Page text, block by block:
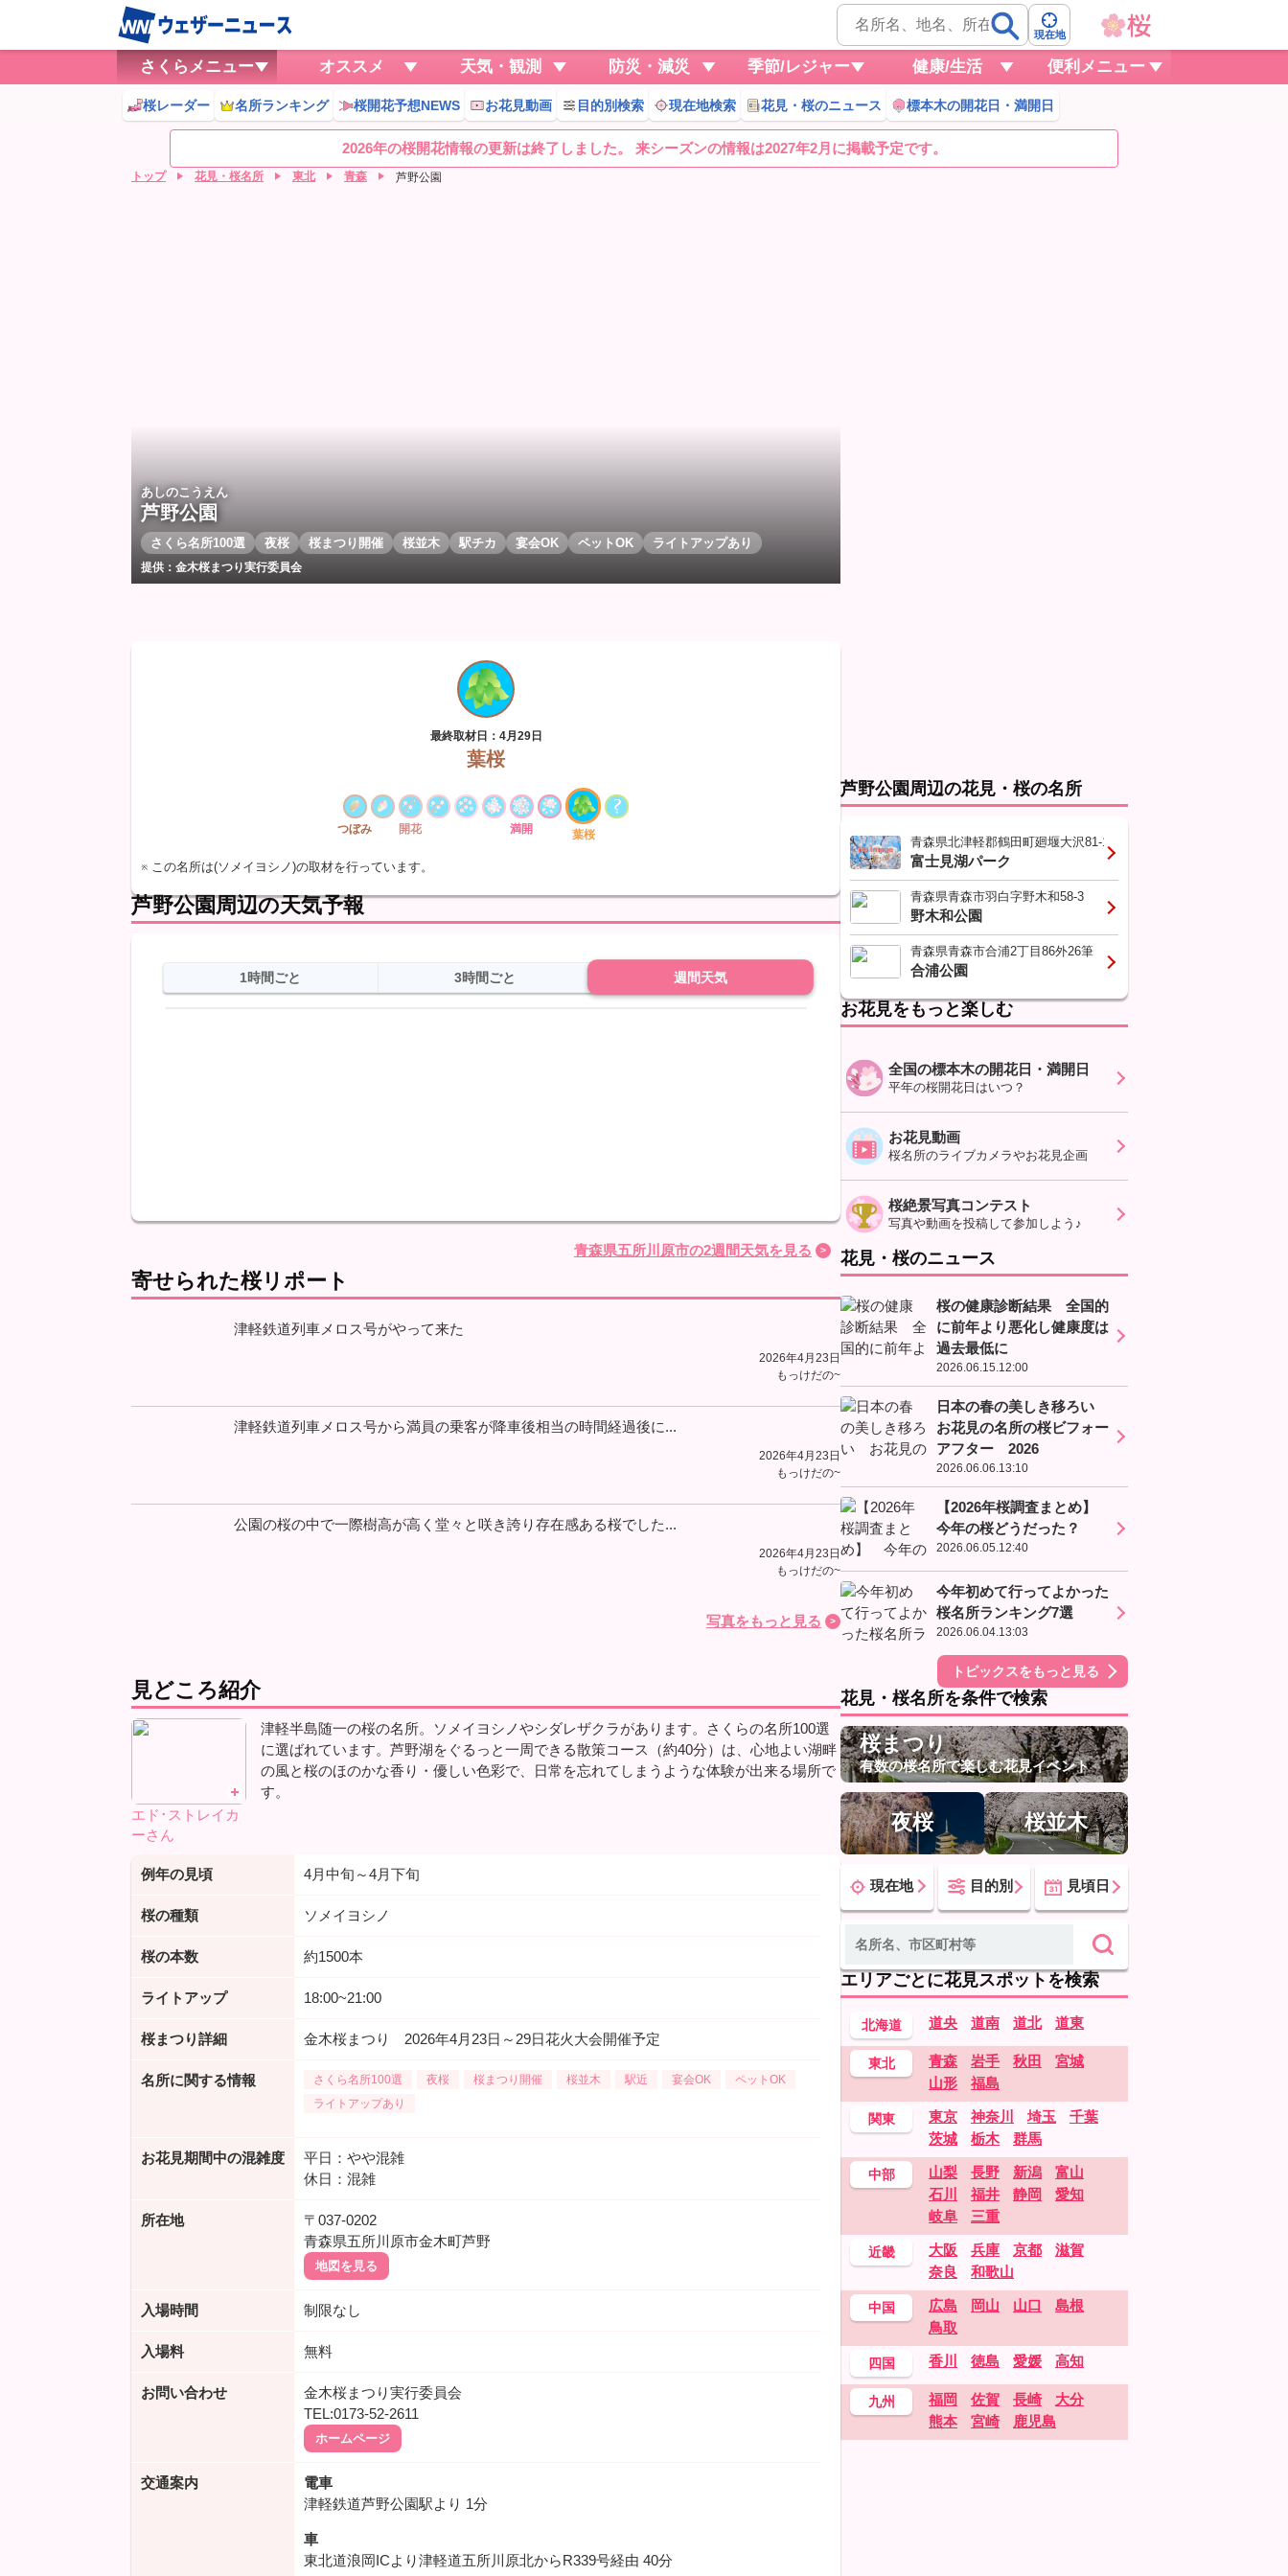
現在地
さくらメニュー オススメ 天気・観測 防災・減災 季節/レジャー 健康/生活 便利メニュー
桜レーダー 名所ランキング 桜開花予想NEWS お花見動画 目的別検索 現在地検索 花見・桜のニュース 標本木の開花日・満開日
2026年の桜開花情報の更新は終了しました。 来シーズンの情報は2027年2月に掲載予定です。
トップ 花見・桜名所 東北 青森 芦野公園
あしのこうえん
芦野公園
さくら名所100選 夜桜 桜まつり開催 桜並木 駅チカ 宴会OK ペットOK ライトアップあり
提供：金木桜まつり実行委員会
最終取材日：4月29日
葉桜
つぼみ 開花 満開 葉桜
※ この名所は(ソメイヨシノ)の取材を行っています。
芦野公園周辺の天気予報
1時間ごと 3時間ごと 週間天気
青森県五所川原市の2週間天気を見る
寄せられた桜リポート
津軽鉄道列車メロス号がやって来た
2026年4月23日
もっけだの~
津軽鉄道列車メロス号から満員の乗客が降車後相当の時間経過後に...
2026年4月23日
もっけだの~
公園の桜の中で一際樹高が高く堂々と咲き誇り存在感ある桜でした...
2026年4月23日
もっけだの~
写真をもっと見る
見どころ紹介
エド･ストレイカ
ーさん
津軽半島随一の桜の名所。ソメイヨシノやシダレザクラがあります。さくらの名所100選
に選ばれています。芦野湖をぐるっと一周できる散策コース（約40分）は、心地よい湖畔
の風と桜のほのかな香り・優しい色彩で、日常を忘れてしまうような体験が出来る場所で
す。
例年の見頃 4月中旬～4月下旬
桜の種類 ソメイヨシノ
桜の本数 約1500本
ライトアップ 18:00~21:00
桜まつり詳細 金木桜まつり 2026年4月23日～29日花火大会開催予定
名所に関する情報 さくら名所100選 夜桜 桜まつり開催 桜並木 駅近 宴会OK
ペットOK
ライトアップあり
お花見期間中の混雑度
平日：やや混雑
休日：混雑
所在地
〒037-0202
青森県五所川原市金木町芦野
地図を見る
入場時間 制限なし
入場料 無料
お問い合わせ
金木桜まつり実行委員会
TEL:0173-52-2611
ホームページ
交通案内
電車
津軽鉄道芦野公園駅より 1分
車
東北道浪岡ICより津軽道五所川原北からR339号経由 40分
芦野公園周辺の花見・桜の名所
青森県北津軽郡鶴田町廻堰大沢81-150
富士見湖パーク
青森県青森市羽白字野木和58-3
野木和公園
青森県青森市合浦2丁目86外26筆
合浦公園
お花見をもっと楽しむ
全国の標本木の開花日・満開日
平年の桜開花日はいつ？
お花見動画
桜名所のライブカメラやお花見企画
桜絶景写真コンテスト
写真や動画を投稿して参加しよう♪
花見・桜のニュース
桜の健康診断結果 全国的
に前年より悪化し健康度は
過去最低に
2026.06.15.12:00
日本の春の美しき移ろい
お花見の名所の桜ビフォー
アフター 2026
2026.06.06.13:10
【2026年桜調査まとめ】
今年の桜どうだった？
2026.06.05.12:40
今年初めて行ってよかった
桜名所ランキング7選
2026.06.04.13:03
トピックスをもっと見る
花見・桜名所を条件で検索
桜まつり
有数の桜名所で楽しむ花見イベント
夜桜 桜並木
現在地 目的別 見頃日
エリアごとに花見スポットを検索
北海道 道央 道南 道北 道東
東北 青森 岩手 秋田
宮城
山形
福島
関東 東京 神奈川 埼玉
千葉
茨城
栃木 群馬
中部 山梨 長野 新潟
富山
石川
福井 静岡
愛知
岐阜
三重
近畿 大阪 兵庫 京都
滋賀
奈良
和歌山
中国 広島 岡山 山口
島根
鳥取
四国 香川 徳島 愛媛 高知
九州 福岡 佐賀 長崎
大分
熊本
宮崎 鹿児島